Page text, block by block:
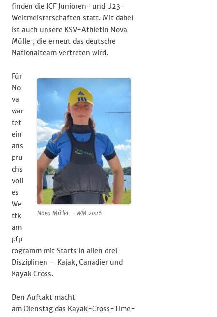
finden die ICF Junioren- und U23-
Weltmeisterschaften statt. Mit dabei
ist auch unsere KSV-Athletin Nova
Müller, die erneut das deutsche
Nationalteam vertreten wird.
Nova Müller – WM 2026
Für
No
va
war
tet
ein
ans
pru
chs
voll
es
We
ttk
am
pfp
rogramm mit Starts in allen drei
Disziplinen – Kajak, Canadier und
Kayak Cross.
Den Auftakt macht
am Dienstag das Kayak-Cross-Time-